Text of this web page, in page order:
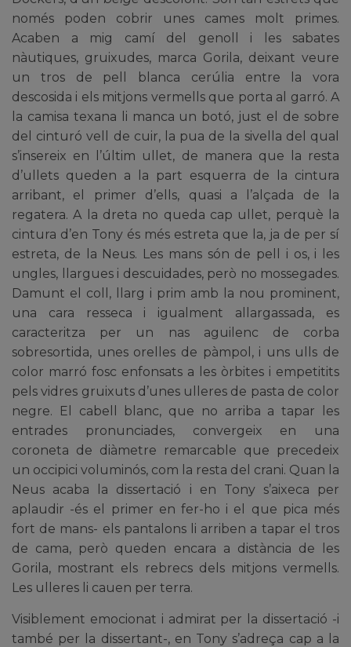
només poden cobrir unes cames molt primes.
Acaben a mig camí del genoll i les sabates
nàutiques, gruixudes, marca Gorila, deixant veure
un tros de pell blanca cerúlia entre la vora
descosida i els mitjons vermells que porta al garró. A
la camisa texana li manca un botó, just el de sobre
del cinturó vell de cuir, la pua de la sivella del qual
s’insereix en l’últim ullet, de manera que la resta
d’ullets queden a la part esquerra de la cintura
arribant, el primer d’ells, quasi a l’alçada de la
regatera. A la dreta no queda cap ullet, perquè la
cintura d’en Tony és més estreta que la, ja de per sí
estreta, de la Neus. Les mans són de pell i os, i les
ungles, llargues i descuidades, però no mossegades.
Damunt el coll, llarg i prim amb la nou prominent,
una cara resseca i igualment allargassada, es
caracteritza per un nas aguilenc de corba
sobresortida, unes orelles de pàmpol, i uns ulls de
color marró fosc enfonsats a les òrbites i empetitits
pels vidres gruixuts d’unes ulleres de pasta de color
negre. El cabell blanc, que no arriba a tapar les
entrades pronunciades, convergeix en una
coroneta de diàmetre remarcable que precedeix
un occipici voluminós, com la resta del crani. Quan la
Neus acaba la dissertació i en Tony s’aixeca per
aplaudir -és el primer en fer-ho i el que pica més
fort de mans- els pantalons li arriben a tapar el tros
de cama, però queden encara a distància de les
Gorila, mostrant els rebrecs dels mitjons vermells.
Les ulleres li cauen per terra.
Visiblement emocionat i admirat per la dissertació -i
també per la dissertant-, en Tony s’adreça cap a la